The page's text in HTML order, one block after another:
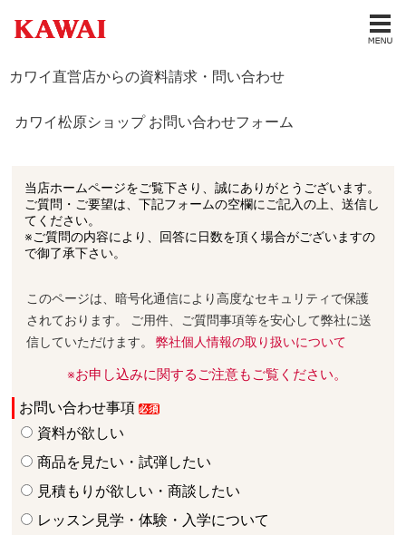
カワイ直営店からの資料請求・問い合わせ
カワイ松原ショップ お問い合わせフォーム
当店ホームページをご覧下さり、誠にありがとうございます。
ご質問・ご要望は、下記フォームの空欄にご記入の上、送信し
てください。
※ご質問の内容により、回答に日数を頂く場合がございますの
で御了承下さい。
このページは、暗号化通信により高度なセキュリティで保護
されております。 ご用件、ご質問事項等を安心して弊社に送
信していただけます。弊社個人情報の取り扱いについて
※お申し込みに関するご注意もご覧ください。
お問い合わせ事項
資料が欲しい
商品を見たい・試弾したい
見積もりが欲しい・商談したい
レッスン見学・体験・入学について